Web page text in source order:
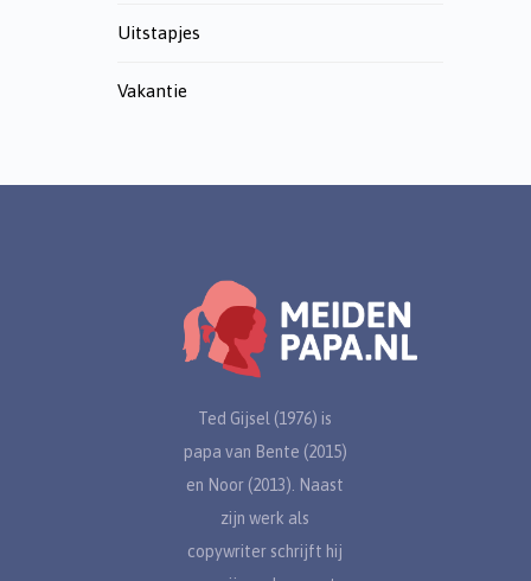
Uitstapjes
Vakantie
Ted Gijsel (1976) is
papa van Bente (2015)
en Noor (2013). Naast
zijn werk als
copywriter schrijft hij